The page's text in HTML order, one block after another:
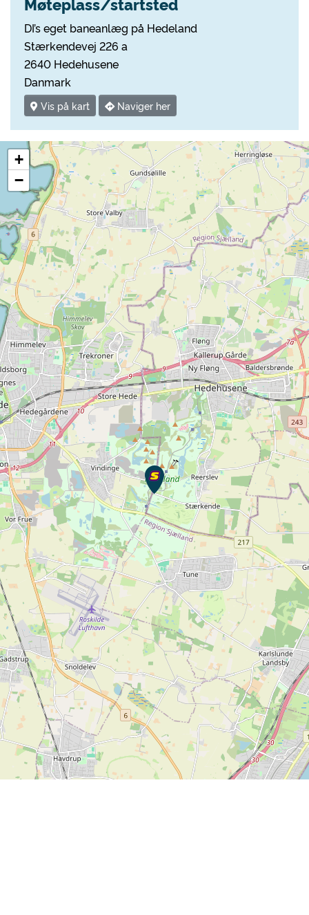
DI’s eget baneanlæg på Hedeland
Stærkendevej 226 a
2640 Hedehusene
Danmark
Vis på kart Naviger her
+
−